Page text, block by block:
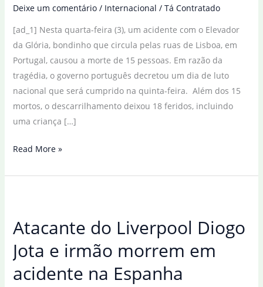
Deixe um comentário / Internacional / Tá Contratado
[ad_1] Nesta quarta-feira (3), um acidente com o Elevador
da Glória, bondinho que circula pelas ruas de Lisboa, em
Portugal, causou a morte de 15 pessoas. Em razão da
tragédia, o governo português decretou um dia de luto
nacional que será cumprido na quinta-feira. Além dos 15
mortos, o descarrilhamento deixou 18 feridos, incluindo
uma criança […]
Acidente
bondinho
deixa
mortos
Read More »
Atacante do Liverpool Diogo
Jota e irmão morrem em
acidente na Espanha